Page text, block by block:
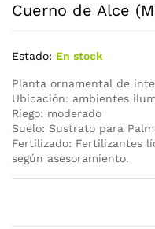
Cuerno de Alce
Estado: En stock
Planta ornamental de
Ubicación: ambientes
Riego: moderado
Suelo: Sustrato para
Fertilizado: Fertilizantes
según asesoramiento.